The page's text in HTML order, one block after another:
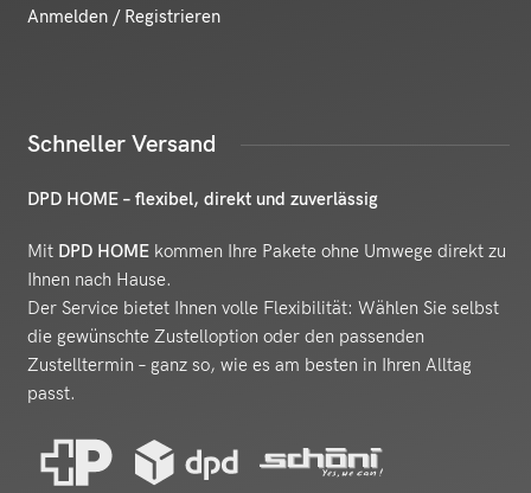
Anmelden / Registrieren
Schneller Versand
DPD HOME – flexibel, direkt und zuverlässig
Mit DPD HOME kommen Ihre Pakete ohne Umwege direkt zu
Ihnen nach Hause.
Der Service bietet Ihnen volle Flexibilität: Wählen Sie selbst
die gewünschte Zustelloption oder den passenden
Zustelltermin – ganz so, wie es am besten in Ihren Alltag
passt.